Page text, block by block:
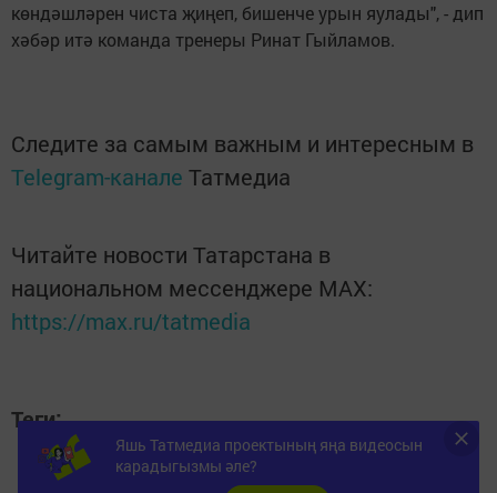
көндәшләрен чиста җиңеп, бишенче урын яулады", - дип
хәбәр итә команда тренеры Ринат Гыйламов.
Следите за самым важным и интересным в
Telegram-канале Татмедиа
Читайте новости Татарстана в
национальном мессенджере MАХ:
https://max.ru/tatmedia
Теги:
КУРЭШ
Яшь Татмедиа проектының яңа видеосын
карадыгызмы әле?